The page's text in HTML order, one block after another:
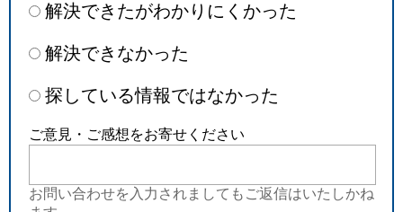
解決できたがわかりにくかった
解決できなかった
探している情報ではなかった
ご意見・ご感想をお寄せください
お問い合わせを入力されましてもご返信はいたしかね